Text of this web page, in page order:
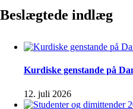
Beslægtede indlæg
Kurdiske genstande på
12. juli 2026